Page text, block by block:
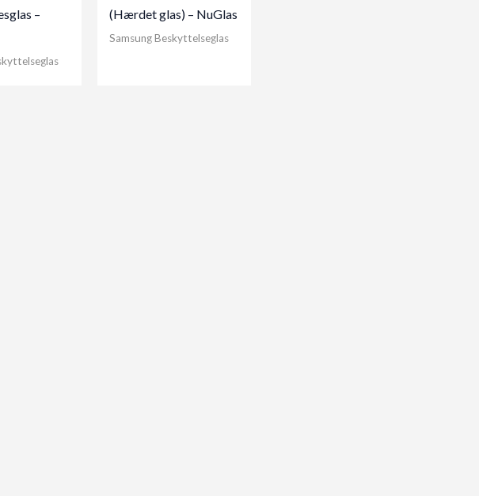
–
(Hærdet glas) – NuGlas
Samsung Beskyttelseglas